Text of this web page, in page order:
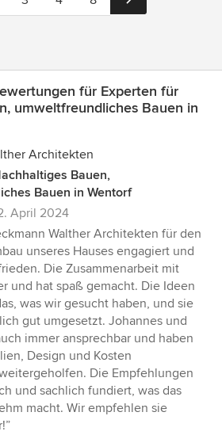
für Experten für
umweltfreundliches Bauen in
Architekten
Bauen,
Bauen in Wentorf
April 2024
Walther Architekten für den
unseres Hauses engagiert und
Die Zusammenarbeit mit
und hat spaß gemacht. Die Ideen
was wir gesucht haben, und sie
gut umgesetzt. Johannes und
immer ansprechbar und haben
Design und Kosten
Die Empfehlungen
und sachlich fundiert, was das
macht. Wir empfehlen sie